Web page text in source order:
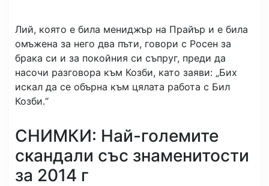
Лий, която е била мениджър на Прайър и е била
омъжена за него два пъти, говори с Росен за
брака си и за покойния си съпруг, преди да
насочи разговора към Козби, като заяви: „Бих
искал да се обърна към цялата работа с Бил
Козби.“
СНИМКИ: Най-големите
скандали със знаменитости
за 2014 г